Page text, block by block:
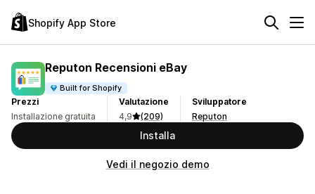
Shopify App Store
Reputon Recensioni eBay
Built for Shopify
Prezzi
Installazione gratuita
Valutazione
4,9
(209)
Sviluppatore
Reputon
Installa
Vedi il negozio demo